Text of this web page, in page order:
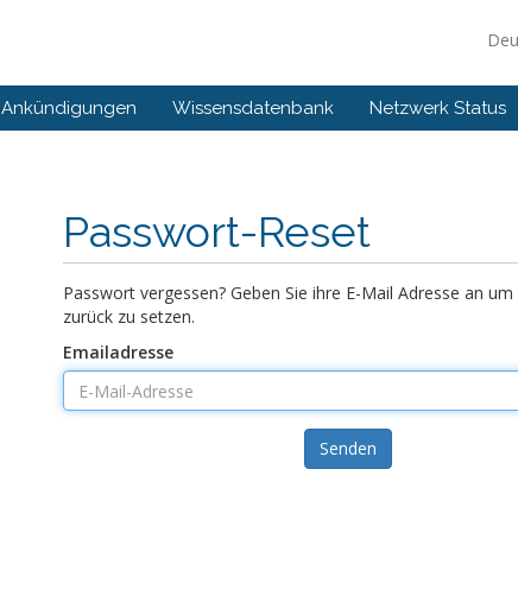
Ankündigungen Wissensdatenbank Netzwerk Status
Passwort-Reset
Passwort vergessen? Geben Sie ihre E-Mail Adresse an
zurück zu setzen.
Emailadresse
Senden